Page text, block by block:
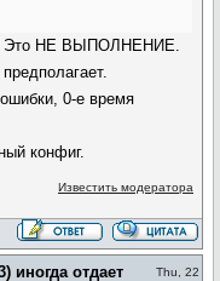
Это НЕ ВЫПОЛНЕНИЕ.
0-е время
конфиг.
Известить модератора
иногда отдает
Thu, 22